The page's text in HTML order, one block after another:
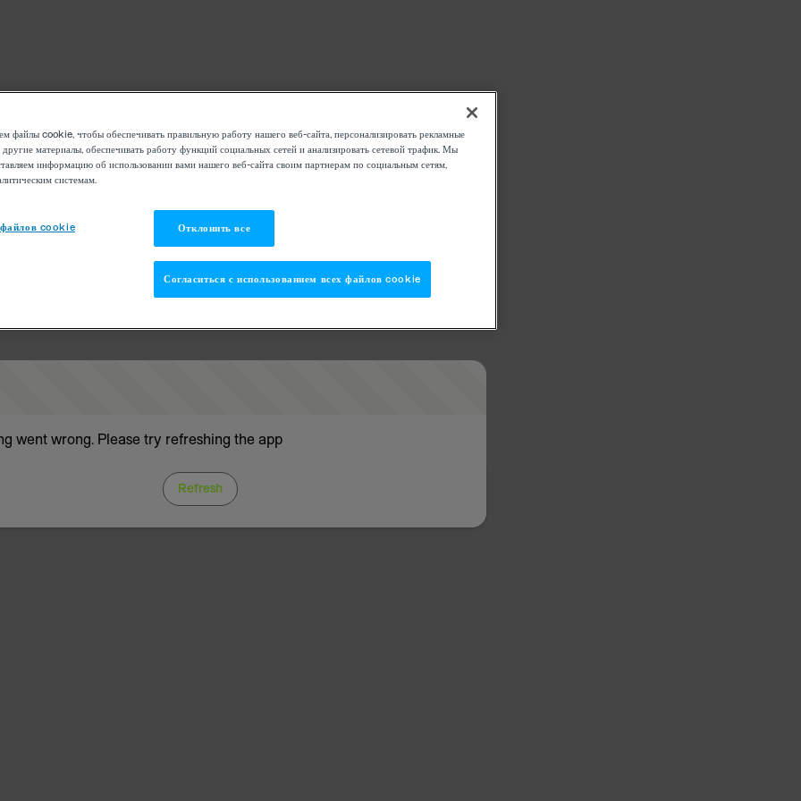
went wrong. Please try refreshing the app
Refresh
файлы cookie, чтобы обеспечивать правильную работу нашего веб-сайта, персонализировать рекламные
другие материалы, обеспечивать работу функций социальных сетей и анализировать сетевой трафик. Мы
информацию об использовании вами нашего веб-сайта своим партнерам по социальным сетям,
системам.
cookie Отклонить все
Согласиться с использованием всех файлов cookie